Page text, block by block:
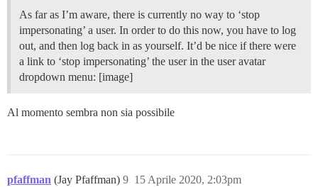
As far as I’m aware, there is currently no way to ‘stop
impersonating’ a user. In order to do this now, you have to log
out, and then log back in as yourself. It’d be nice if there were
a link to ‘stop impersonating’ the user in the user avatar
dropdown menu: [image]
Al momento sembra non sia possibile
pfaffman (Jay Pfaffman) 15 Aprile 2020, 2:03pm
9